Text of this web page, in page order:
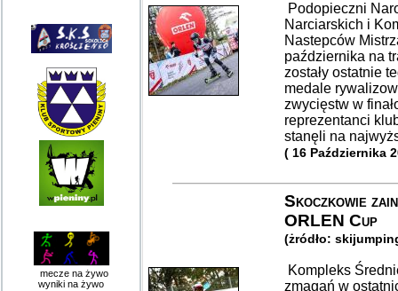
mecze na żywo
wyniki na żywo
Podopieczni
Narciarskich i
Nastepców
października na
zostały ostatnie
medale
zwycięstw w
reprezentanci
stanęli na
( 16 Października
Skoczkowie
ORLEN Cup
(żródło:
Kompleks
zmagań w